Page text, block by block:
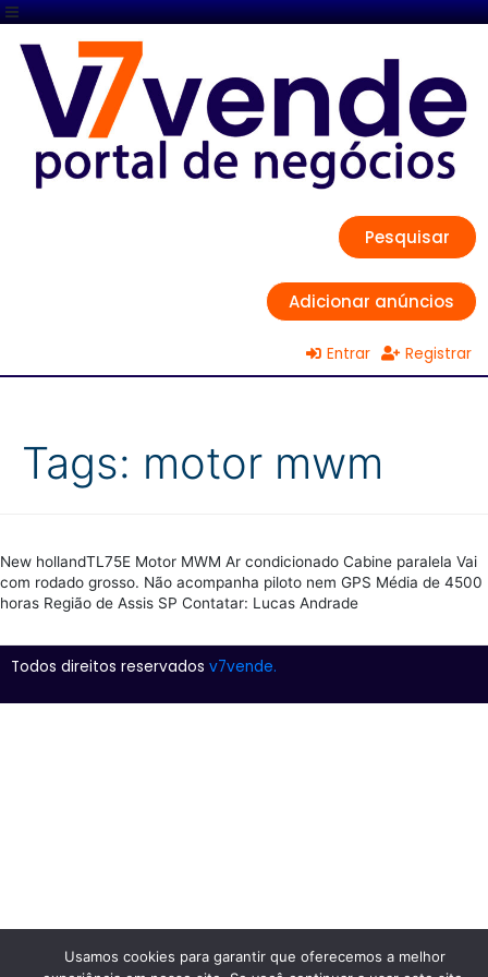
Pesquisar
Adicionar anúncios
Entrar Registrar
Tags: motor mwm
New hollandTL75E Motor MWM Ar condicionado Cabine paralela Vai
com rodado grosso. Não acompanha piloto nem GPS Média de 4500
horas Região de Assis SP Contatar: Lucas Andrade
Todos direitos reservados v7vende.
Usamos cookies para garantir que oferecemos a melhor